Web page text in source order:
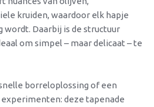
kruiden, waardoor elk hapje
Daarbij is de structuur
om simpel – maar delicaat – te
borreloplossing of een
deze tapenade